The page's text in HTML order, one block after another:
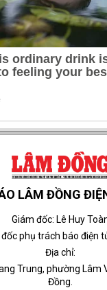
LÂM ĐỒNG
Giám đốc: Lê Huy
đốc phụ trách báo điện
Địa chỉ:
Trung, phường Lâm
Đồng.